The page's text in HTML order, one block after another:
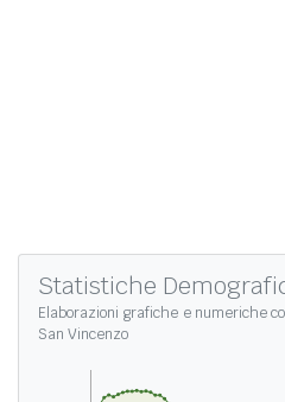
Statistiche
Elaborazioni grafiche e numeriche
San Vincenzo